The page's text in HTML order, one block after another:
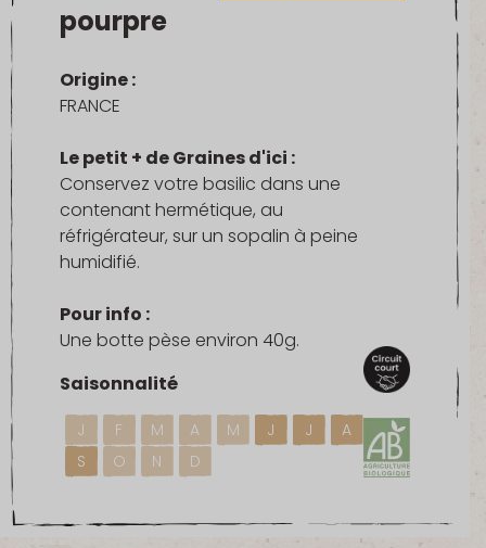
pourpre
Origine :
FRANCE
Le petit + de Graines d'ici :
Conservez votre basilic dans une
contenant hermétique, au
réfrigérateur, sur un sopalin à peine
humidifié.
Pour info :
Une botte pèse environ 40g.
Saisonnalité
J F M A M J J
A
S
O N D